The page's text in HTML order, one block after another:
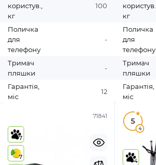
користув.,
кг
100
Поличка
для
телефону
-
Тримач
пляшки
-
Гарантія,
міс
12
користув.,
кг
Поличка
для
телефону
Тримач
пляшки
Гарантія,
міс
71841
7
7
5
4
4